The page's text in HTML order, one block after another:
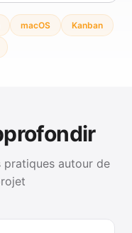
macOS Kanban
autour de